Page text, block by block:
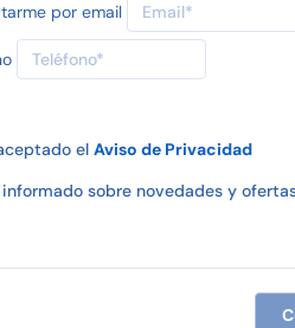
por email
el Aviso de Privacidad
sobre novedades y